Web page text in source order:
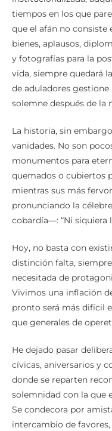
tiempos en los que
que el afán no consiste
bienes, aplausos,
y fotografías para la
vida, siempre quedará
de aduladores
solemne después de la
La historia, sin
vanidades. No son
monumentos para
quemados o cubiertos
mientras sus más
pronunciando la
cobardía—: “Ni siquiera
Hoy, no basta con
distinción falta,
necesitada de
Vivimos una inflación
pronto será más difícil
que generales de
He dejado pasar
cívicas, aniversarios y
donde se reparten
solemnidad con la que
Se condecora por
intercambio de